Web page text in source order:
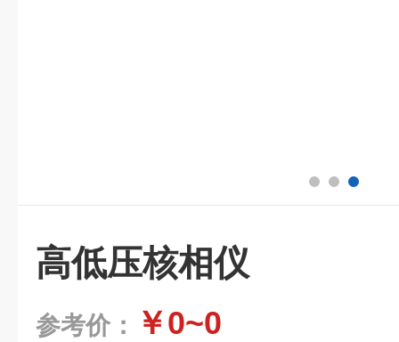
高低压核相仪
参考价： ￥0~0